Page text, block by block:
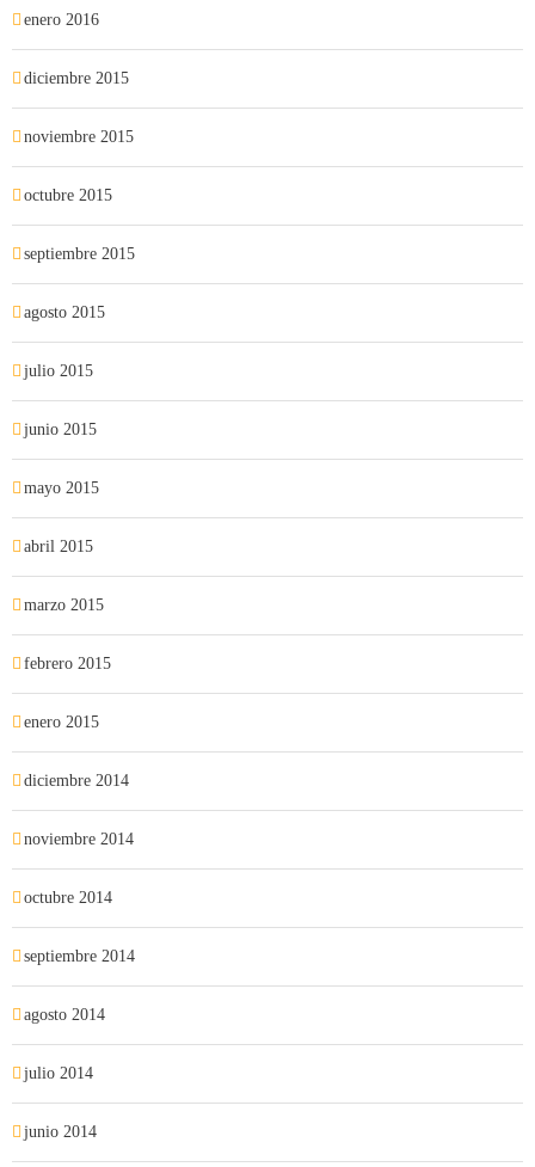
enero 2016
diciembre 2015
noviembre 2015
octubre 2015
septiembre 2015
agosto 2015
julio 2015
junio 2015
mayo 2015
abril 2015
marzo 2015
febrero 2015
enero 2015
diciembre 2014
noviembre 2014
octubre 2014
septiembre 2014
agosto 2014
julio 2014
junio 2014